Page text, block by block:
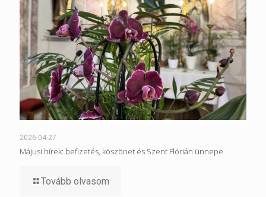
2026-04-27
Májusi hírek: befizetés, köszönet és Szent Flórián ünnepe
Tovább olvasom